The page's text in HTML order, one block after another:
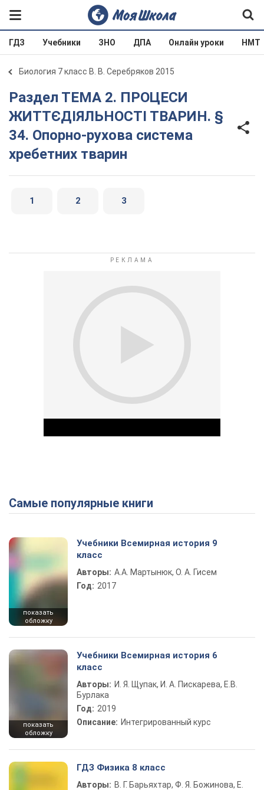
ГДЗ Учебники ЗНО ДПА Онлайн уроки НМТ
Биология 7 класс В. В. Серебряков 2015
Раздел ТЕМА 2. ПРОЦЕСИ
ЖИТТЄДІЯЛЬНОСТІ ТВАРИН. §
34. Опорно-рухова система
хребетних тварин
1 2 3
Play Video
Самые популярные книги
показать
обложку
Учебники Всемирная история 9
класс
Авторы: А.А. Мартынюк, О. А. Гисем
Год: 2017
показать
обложку
Учебники Всемирная история 6
класс
Авторы: И. Я. Щупак, И. А. Пискарева, Е.В.
Бурлака
Год: 2019
Описание: Интегрированный курс
ГДЗ Физика 8 класс
Авторы: В. Г. Барьяхтар, Ф. Я. Божинова, Е.